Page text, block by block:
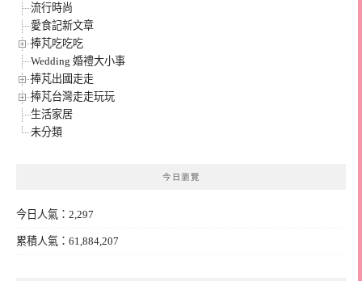
流行時尚
愛食記新文章
捧芃吃吃吃
Wedding 婚禮大小事
捧芃出國走走
捧芃台灣走走玩玩
生活家居
未分類
今日瀏覽
今日人氣：2,297
累積人氣：61,884,207